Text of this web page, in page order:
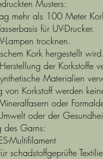
Musters:
mehr als 100 Meter
für UV-Drucker.
Lampen trocknen.
Kork hergestellt wird.
der Korkstoffe
Materialien
von Korkstoff werden
oder
oder der
des Garns:
Multifilament
schadstoffgeprüfte